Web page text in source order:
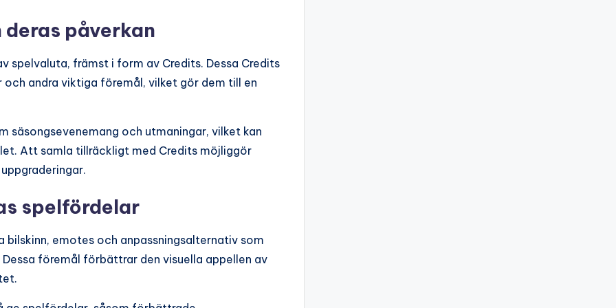
påverkan
spelvaluta, främst i form av Credits. Dessa Credits
andra viktiga föremål, vilket gör dem till en
säsongsevenemang och utmaningar, vilket kan
Att samla tillräckligt med Credits möjliggör
spelfördelar
bilskinn, emotes och anpassningsalternativ som
föremål förbättrar den visuella appellen av